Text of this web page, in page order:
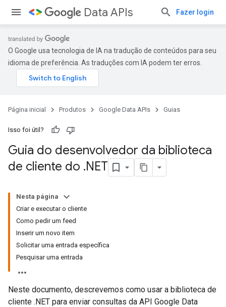
Data APIs Fazer login
O Google usa tecnologia de IA na tradução de conteúdos para seu
idioma de preferência. As traduções com IA podem ter erros.
Página inicial Produtos Google Data APIs Guias
Isso foi útil?
Guia do desenvolvedor da biblioteca
de cliente do .NET
Nesta página
Criar e executar o cliente
Como pedir um feed
Inserir um novo item
Solicitar uma entrada específica
Pesquisar uma entrada
Neste documento, descrevemos como usar a biblioteca de
cliente .NET para enviar consultas da API Google Data